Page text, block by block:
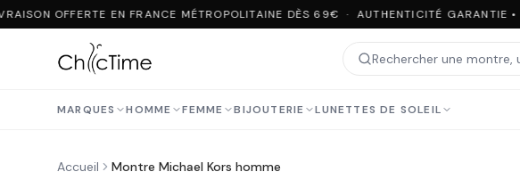
OFFERTE EN FRANCE MÉTROPOLITAINE DÈS 69€ · AUTHENTICITÉ GARANTIE •
MARQUES HOMME FEMME BIJOUTERIE LUNETTES DE SOLEIL
Accueil Montre Michael Kors homme